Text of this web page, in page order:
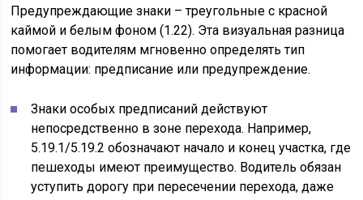
Предупреждающие знаки – треугольные с красной
каймой и белым фоном (1.22). Эта визуальная разница
помогает водителям мгновенно определять тип
информации: предписание или предупреждение.
Знаки особых предписаний действуют
непосредственно в зоне перехода. Например,
5.19.1/5.19.2 обозначают начало и конец участка, где
пешеходы имеют преимущество. Водитель обязан
уступить дорогу при пересечении перехода, даже